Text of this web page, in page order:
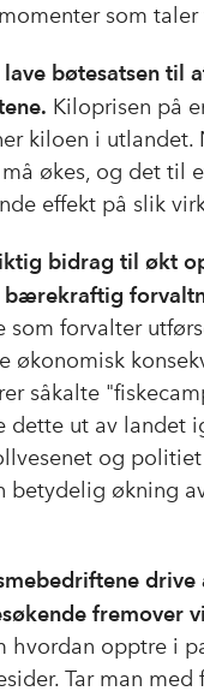
som
bøtesatsen til
Kiloprisen på
kiloen i utlandet.
økes, og det til
effekt på slik
bidrag til økt
forvalter
økonomisk
såkalte
dette ut av landet
og
betydelig økning
fremover
opptre i
Tar man